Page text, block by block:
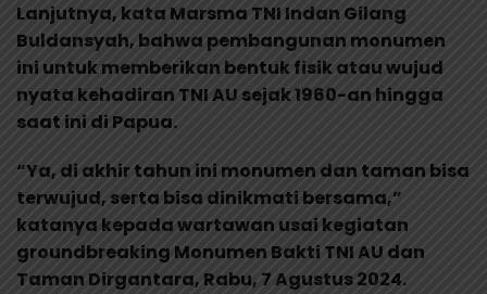
Lanjutnya, kata Marsma TNI Indan Gilang
Buldansyah, bahwa pembangunan monumen
ini untuk memberikan bentuk fisik atau wujud
nyata kehadiran TNI AU sejak 1960-an hingga
saat ini di Papua.
“Ya, di akhir tahun ini monumen dan taman bisa
terwujud, serta bisa dinikmati bersama,”
katanya kepada wartawan usai kegiatan
groundbreaking Monumen Bakti TNI AU dan
Taman Dirgantara, Rabu, 7 Agustus 2024.